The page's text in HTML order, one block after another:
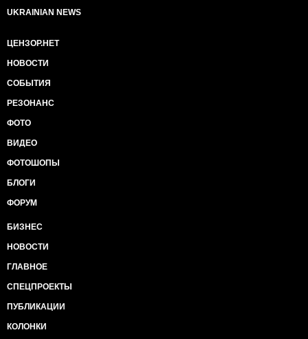
UKRAINIAN NEWS
ЦЕНЗОР.НЕТ
НОВОСТИ
СОБЫТИЯ
РЕЗОНАНС
ФОТО
ВИДЕО
ФОТОШОПЫ
БЛОГИ
ФОРУМ
БИЗНЕС
НОВОСТИ
ГЛАВНОЕ
СПЕЦПРОЕКТЫ
ПУБЛИКАЦИИ
КОЛОНКИ